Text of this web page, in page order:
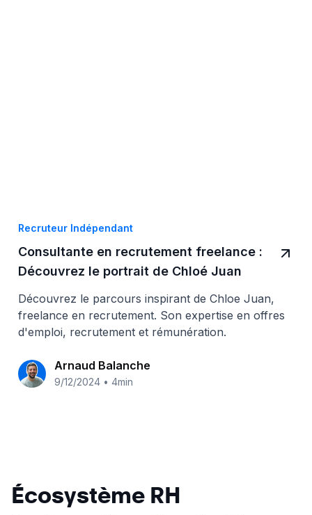
Recruteur Indépendant
Consultante en recrutement freelance :
Découvrez le portrait de Chloé Juan
Découvrez le parcours inspirant de Chloe Juan,
freelance en recrutement. Son expertise en offres
d'emploi, recrutement et rémunération.
Arnaud Balanche
9/12/2024 • 4min
Écosystème RH